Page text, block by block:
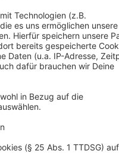
Wir benötigen Ihre
den YouTube
laden!
Wir verwenden einen
einzubetten. Dieser